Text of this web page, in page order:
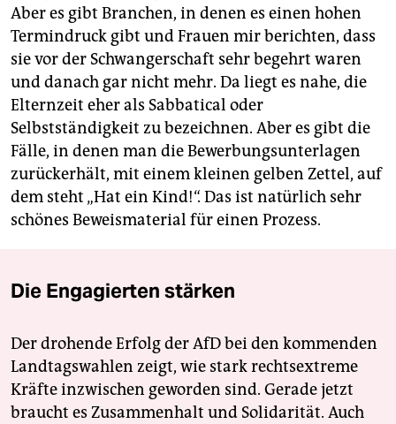
Aber es gibt Branchen, in denen es einen hohen
Termindruck gibt und Frauen mir berichten, dass
sie vor der Schwangerschaft sehr begehrt waren
und danach gar nicht mehr. Da liegt es nahe, die
Elternzeit eher als Sabbatical oder
Selbstständigkeit zu bezeichnen. Aber es gibt die
Fälle, in denen man die Bewerbungsunterlagen
zurückerhält, mit einem kleinen gelben Zettel, auf
dem steht „Hat ein Kind!“. Das ist natürlich sehr
schönes Beweismaterial für einen Prozess.
Die Engagierten stärken
Der drohende Erfolg der AfD bei den kommenden
Landtagswahlen zeigt, wie stark rechtsextreme
Kräfte inzwischen geworden sind. Gerade jetzt
braucht es Zusammenhalt und Solidarität. Auch